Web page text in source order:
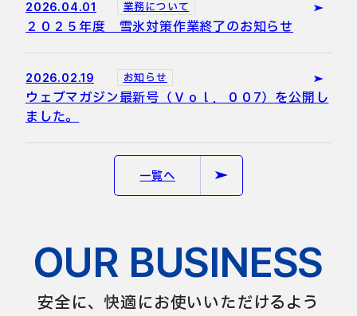
2026.04.01 業務について
２０２５年度 雪氷対策作業終了のお知らせ
2026.02.19 お知らせ
ウェブマガジン最新号（Ｖｏｌ．００7）を公開し
ました。
一覧へ
OUR BUSINESS
安全に、快適にお使いいただけるよう